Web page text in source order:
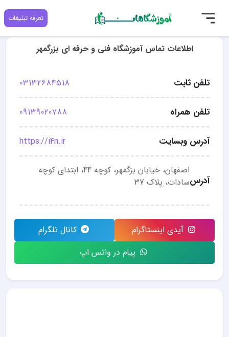
تعرفه تبلیغات
اطلاعات تماس آموزشگاه فنی و حرفه ای بزرگمهر
تلفن ثابت 03132684518
تلفن همراه 09139020788
آدرس وبسایت https://i4n.ir
آدرس
اصفهان، خیابان بزگمهر، کوچه 44، ابتدای کوچه
سادات، پلاک 37
آیدی اینستاگرام
کانال تلگرام
پیام در واتس اپ